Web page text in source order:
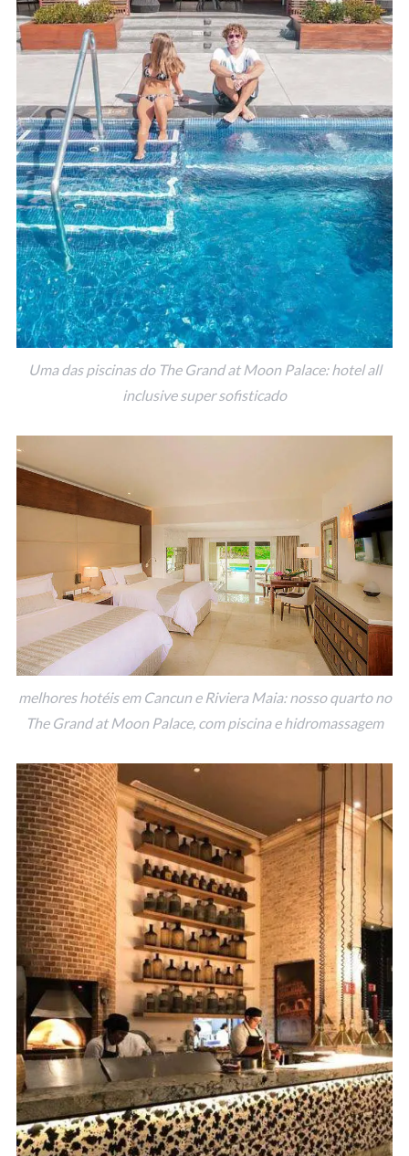
Uma das piscinas do The Grand at Moon Palace: hotel all
inclusive super sofisticado
melhores hotéis em Cancun e Riviera Maia: nosso quarto no
The Grand at Moon Palace, com piscina e hidromassagem